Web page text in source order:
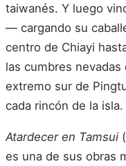
taiwanés. Y luego
— cargando su
centro de Chiayi
las cumbres
extremo sur de
cada rincón de la isla.
Atardecer en Tamsui
es una de sus obras